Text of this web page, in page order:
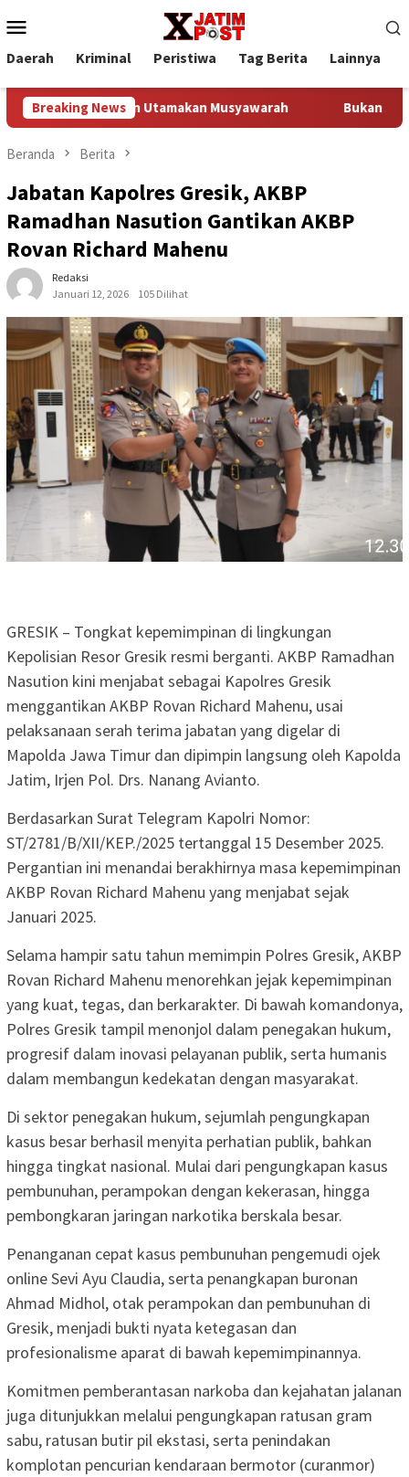
ke
kontenMobile
Daerah Kriminal Peristiwa Tag Berita Lainnya
Breaking News
Adat dan Utamakan Musyawarah Bukan Sekadar
Beranda Berita
Jabatan Kapolres Gresik, AKBP
Ramadhan Nasution Gantikan AKBP
Rovan Richard Mahenu
Redaksi
Januari 12, 2026
105 Dilihat
GRESIK – Tongkat kepemimpinan di lingkungan
Kepolisian Resor Gresik resmi berganti. AKBP Ramadhan
Nasution kini menjabat sebagai Kapolres Gresik
menggantikan AKBP Rovan Richard Mahenu, usai
pelaksanaan serah terima jabatan yang digelar di
Mapolda Jawa Timur dan dipimpin langsung oleh Kapolda
Jatim, Irjen Pol. Drs. Nanang Avianto.
Berdasarkan Surat Telegram Kapolri Nomor:
ST/2781/B/XII/KEP./2025 tertanggal 15 Desember 2025.
Pergantian ini menandai berakhirnya masa kepemimpinan
AKBP Rovan Richard Mahenu yang menjabat sejak
Januari 2025.
Selama hampir satu tahun memimpin Polres Gresik, AKBP
Rovan Richard Mahenu menorehkan jejak kepemimpinan
yang kuat, tegas, dan berkarakter. Di bawah komandonya,
Polres Gresik tampil menonjol dalam penegakan hukum,
progresif dalam inovasi pelayanan publik, serta humanis
dalam membangun kedekatan dengan masyarakat.
Di sektor penegakan hukum, sejumlah pengungkapan
kasus besar berhasil menyita perhatian publik, bahkan
hingga tingkat nasional. Mulai dari pengungkapan kasus
pembunuhan, perampokan dengan kekerasan, hingga
pembongkaran jaringan narkotika berskala besar.
Penanganan cepat kasus pembunuhan pengemudi ojek
online Sevi Ayu Claudia, serta penangkapan buronan
Ahmad Midhol, otak perampokan dan pembunuhan di
Gresik, menjadi bukti nyata ketegasan dan
profesionalisme aparat di bawah kepemimpinannya.
Komitmen pemberantasan narkoba dan kejahatan jalanan
juga ditunjukkan melalui pengungkapan ratusan gram
sabu, ratusan butir pil ekstasi, serta penindakan
komplotan pencurian kendaraan bermotor (curanmor)